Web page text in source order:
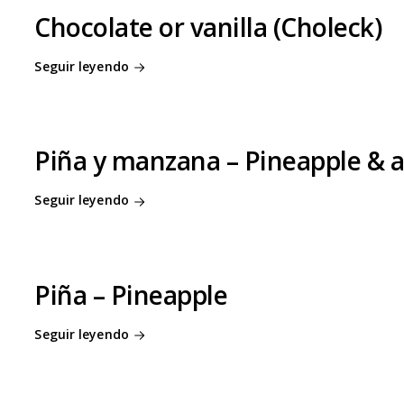
Chocolate or vanilla (Choleck)
Seguir leyendo
Piña y manzana – Pineapple &
Seguir leyendo
Piña – Pineapple
Seguir leyendo